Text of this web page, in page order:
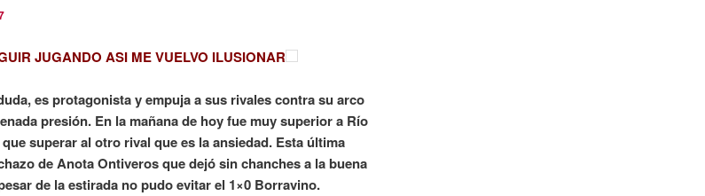
JUGANDO ASI ME VUELVO ILUSIONAR
es protagonista y empuja a sus rivales contra su arco
presión. En la mañana de hoy fue muy superior a Río
superar al otro rival que es la ansiedad. Esta última
de Anota Ontiveros que dejó sin chanches a la buena
de la estirada no pudo evitar el 1×0 Borravino.